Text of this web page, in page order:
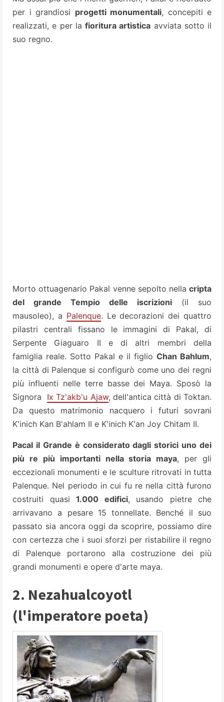
per i grandiosi progetti monumentali, concepiti e
realizzati, e per la fioritura artistica avviata sotto il
suo regno.
Morto ottuagenario Pakal venne sepolto nella cripta
del grande Tempio delle iscrizioni (il suo
mausoleo), a Palenque. Le decorazioni dei quattro
pilastri centrali fissano le immagini di Pakal, di
Serpente Giaguaro II e di altri membri della
famiglia reale. Sotto Pakal e il figlio Chan Bahlum,
la città di Palenque si configurò come uno dei regni
più influenti nelle terre basse dei Maya. Sposò la
Signora Ix Tz'akb'u Ajaw, dell'antica città di Toktan.
Da questo matrimonio nacquero i futuri sovrani
K'inich Kan B'ahlam II e K'inich K'an Joy Chitam II.
Pacal il Grande è considerato dagli storici uno dei
più re più importanti nella storia maya, per gli
eccezionali monumenti e le sculture ritrovati in tutta
Palenque. Nel periodo in cui fu re nella città furono
costruiti quasi 1.000 edifici, usando pietre che
arrivavano a pesare 15 tonnellate. Benché il suo
passato sia ancora oggi da scoprire, possiamo dire
con certezza che i suoi sforzi per ristabilire il regno
di Palenque portarono alla costruzione dei più
grandi monumenti e opere d'arte maya.
2. Nezahualcoyotl
(l'imperatore poeta)